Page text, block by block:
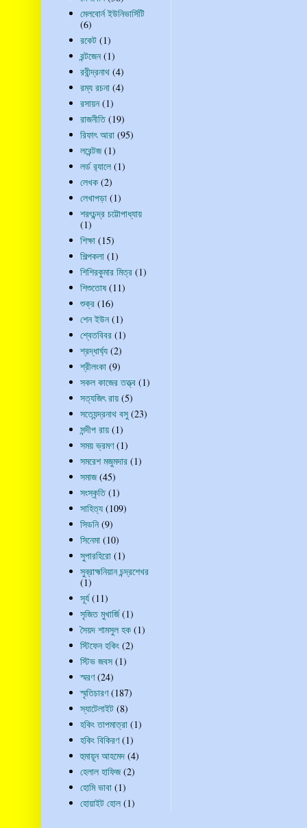
মেলবোর্ন ইউনিভার্সিটি
(6)
রকেট (1)
রন্টজেন (1)
রবীন্দ্রনাথ (4)
রম্য রচনা (4)
রসায়ন (1)
রাজনীতি (19)
রিফাৎ আরা (95)
লরেন্টজ (1)
লর্ড র‍্যালে (1)
লেখক (2)
লেখাপড়া (1)
শরৎচন্দ্র চট্টোপাধ্যায়
(1)
শিক্ষা (15)
শিল্পকলা (1)
শিশিরকুমার মিত্র (1)
শিশুতোষ (11)
শুক্র (16)
শেন ইউন (1)
শ্বেতবিবর (1)
শ্রদ্ধার্ঘ্য (2)
শ্রীলংকা (9)
সকল কাজের তত্ত্ব (1)
সত্যজিৎ রায় (5)
সত্যেন্দ্রনাথ বসু (23)
সন্দীপ রায় (1)
সময় ভ্রমণ (1)
সমরেশ মজুমদার (1)
সমাজ (45)
সংস্কৃতি (1)
সাহিত্য (109)
সিডনি (9)
সিনেমা (10)
সুপারহিরো (1)
সুব্রাহ্মনিয়ান চন্দ্রশেখর
(1)
সূর্য (11)
সৃজিত মুখার্জি (1)
সৈয়দ শামসুল হক (1)
স্টিফেন হকিং (2)
স্টিভ জবস (1)
স্মরণ (24)
স্মৃতিচারণ (187)
স্যাটেলাইট (8)
হকিং তাপমাত্রা (1)
হকিং বিকিরণ (1)
হুমায়ূন আহমেদ (4)
হেলাল হাফিজ (2)
হোমি ভাবা (1)
হোয়াইট হোল (1)